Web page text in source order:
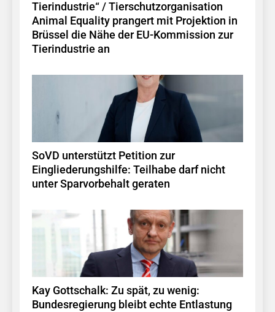
Tierindustrie“ / Tierschutzorganisation
Animal Equality prangert mit Projektion in
Brüssel die Nähe der EU-Kommission zur
Tierindustrie an
SoVD unterstützt Petition zur
Eingliederungshilfe: Teilhabe darf nicht
unter Sparvorbehalt geraten
Kay Gottschalk: Zu spät, zu wenig:
Bundesregierung bleibt echte Entlastung